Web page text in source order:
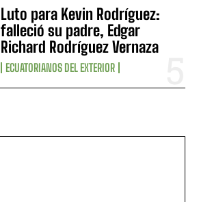
Luto para Kevin Rodríguez:
falleció su padre, Edgar
Richard Rodríguez Vernaza
ECUATORIANOS DEL EXTERIOR